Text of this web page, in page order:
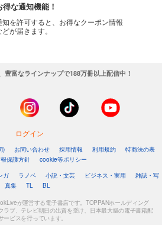
得な通知機能！
知を許可すると、お得なクーポン情報
どが届きます。
豊富なラインナップで188万冊以上配信中！
ログイン
) お問い合わせ 採用情報 利用規約
特商法の表
保護方針
cookie等ポリシー
ガ ラノベ 小説・文芸 ビジネス・実用
雑誌・写
真集
TL BL
が運営する電子書店です。TOPPANホールディング
ラブ、テレビ朝日の出資を受け、日本最大級の電子書籍配
ービスを行っています。